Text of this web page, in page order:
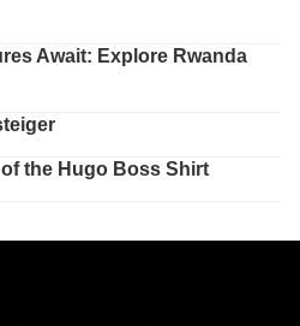
Await: Explore Rwanda
the Hugo Boss Shirt